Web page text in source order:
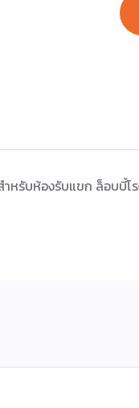
หรับห้องรับแขก ล็อบบี้โ